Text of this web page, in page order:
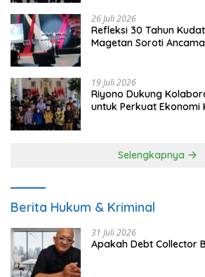
26 Juli 2026
Refleksi 30 Tahun
Magetan Soroti
19 Juli 2026
Riyono Dukung
untuk Perkuat
Selengkapnya
Berita Hukum & Kriminal
31 Juli 2026
Apakah Debt Collector